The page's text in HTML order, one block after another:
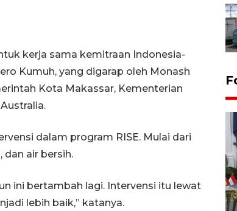
kerja sama kemitraan Indonesia-
Kumuh, yang digarap oleh Monash
Kota Makassar, Kementerian
dalam program RISE. Mulai dari
dan air bersih.
ini bertambah lagi. Intervensi itu lewat
lebih baik,” katanya.
FOTO - Kirab memperingati